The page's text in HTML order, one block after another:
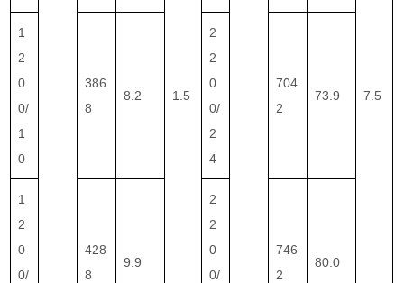
1.5 7.5
1
2
0
0/
1
0
386
8
8.2
2
2
0
0/
2
4
704
2
73.9
1
2
0
0/
428
8
9.9
2
2
0
0/
746
2
80.0